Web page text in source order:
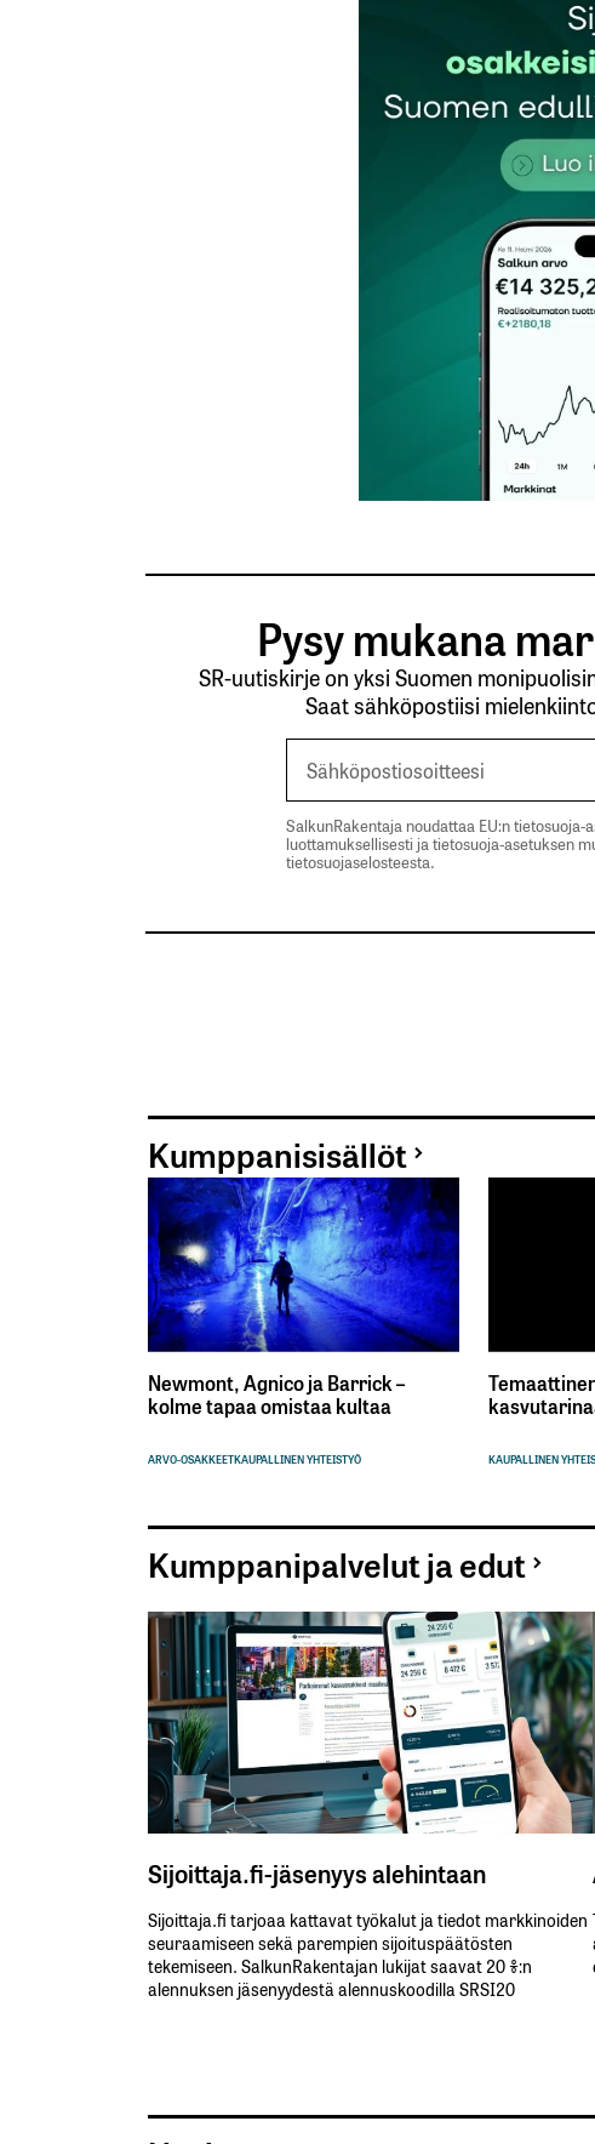
Pakolliset
Pysy mukana
SR-uutiskirje on yksi Suomen
Saat sähköpostiisi
SalkunRakentaja noudattaa EU:n
luottamuksellisesti ja tietosuoja-asetuksen
tietosuojaselosteesta.
Kumppanisisällöt
Newmont, Agnico ja Barrick –
kolme tapaa omistaa kultaa
ARVO-OSAKKEETKAUPALLINEN YHTEISTYÖ KAUPALLINEN
Kumppanipalvelut ja edut
Sijoittaja.fi-jäsenyys alehintaan
Sijoittaja.fi tarjoaa kattavat työkalut ja tiedot markkinoiden
seuraamiseen sekä parempien sijoituspäätösten
tekemiseen. SalkunRakentajan lukijat saavat 20 %:n
alennuksen jäsenyydestä alennuskoodilla SRSI20